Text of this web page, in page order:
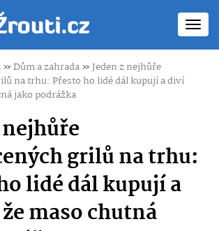
»Dům a zahrada» Jeden z nejhůře
na trhu: Přesto ho lidé dál kupují a diví
jako podrážka
nejhůře
grilů na trhu:
lidé dál kupují a
maso chutná